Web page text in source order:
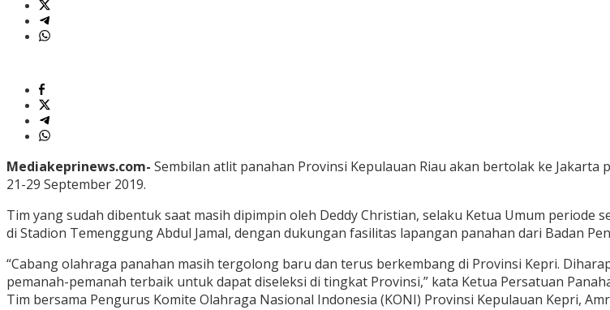
Mediakeprinews.com- Sembilan atlit panahan Provinsi Kepulauan Riau akan bertolak ke Jakarta
21-29 September 2019.
Tim yang sudah dibentuk saat masih dipimpin oleh Deddy Christian, selaku Ketua Umum periode
di Stadion Temenggung Abdul Jamal, dengan dukungan fasilitas lapangan panahan dari Badan
“Cabang olahraga panahan masih tergolong baru dan terus berkembang di Provinsi Kepri.
pemanah-pemanah terbaik untuk dapat diseleksi di tingkat Provinsi,” kata Ketua Persatuan
Tim bersama Pengurus Komite Olahraga Nasional Indonesia (KONI) Provinsi Kepulauan Kepri,